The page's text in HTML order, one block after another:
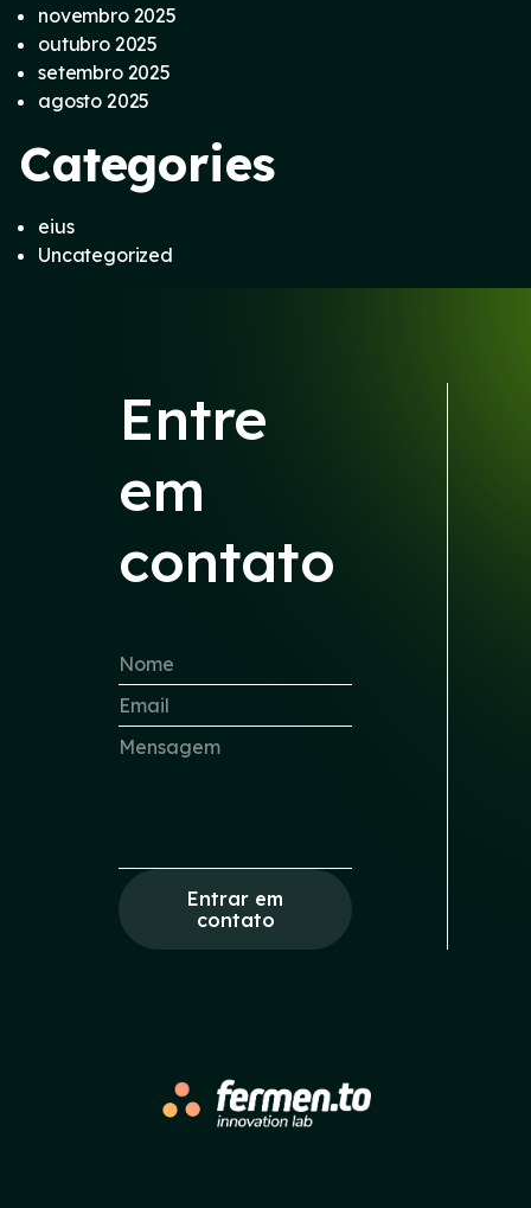
novembro 2025
outubro 2025
setembro 2025
agosto 2025
Categories
eius
Uncategorized
Entre
em
contato
Entrar em
contato